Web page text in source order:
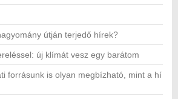
útján terjedő hírek?
új klímát vesz egy barátom
forrásunk is olyan megbízható, mint a hí